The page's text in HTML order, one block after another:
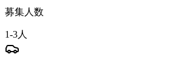
募集人数
1-3人